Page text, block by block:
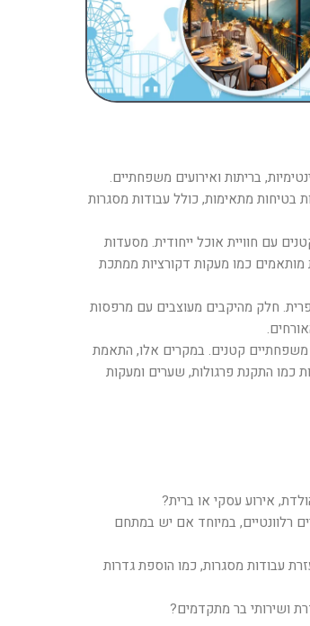
בריתות ואירועים משפחתיים.
בטיחות מתאימות, כולל עבודות מסגרות
עם חוויית אוכל ייחודית. מסעדות
מותאמים כמו מעקות דקורציות ממתכת
חלק מהיקבים מעוצבים עם מרפסות
משפחתיים קטנים. במקרים אלו, התאמת
כמו התקנת פרגולות, שערים ומעקות
אירוע עסקי או ברית?
רלוונטיים, במיוחד אם יש במתחם
עבודות מסגרות, כמו הוספת גדרות
ושירותי בר מתקדמים?